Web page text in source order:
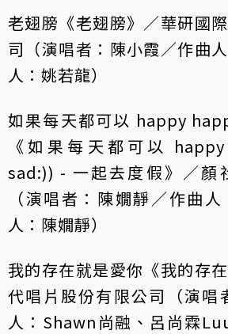
老翅膀《老翅膀》／華研國
司（演唱者：陳小霞／作曲
人：姚若龍）
如果每天都可以 happy
《如果每天都可以
sad:)) - 一起去度假》／顏
（演唱者：陳嫺靜／作曲
人：陳嫺靜）
我的存在就是愛你《我的存
代唱片股份有限公司（演唱
人：Shawn尚融、呂尚霖